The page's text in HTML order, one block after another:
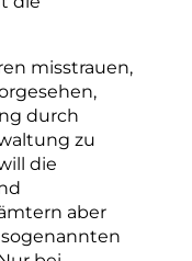
misstrauen,
durch
zu
die
aber